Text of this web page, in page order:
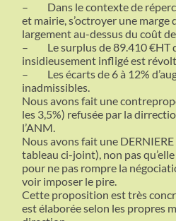
–
Dans le contexte de
et mairie, s’octroyer une marge
largement au-dessus du coût
–
Le surplus de 89.410 €HT
insidieusement infligé est
–
Les écarts de 6 à 12%
inadmissibles.
Nous avons fait une
les 3,5%) refusée par la
l’ANM.
Nous avons fait une
tableau ci-joint), non pas
pour ne pas rompre la
voir imposer le pire.
Cette proposition est très
est élaborée selon les propres